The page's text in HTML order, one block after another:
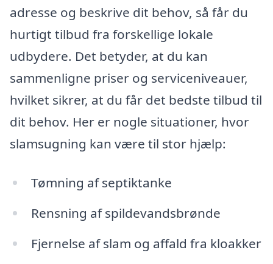
adresse og beskrive dit behov, så får du
hurtigt tilbud fra forskellige lokale
udbydere. Det betyder, at du kan
sammenligne priser og serviceniveauer,
hvilket sikrer, at du får det bedste tilbud til
dit behov. Her er nogle situationer, hvor
slamsugning kan være til stor hjælp:
Tømning af septiktanke
Rensning af spildevandsbrønde
Fjernelse af slam og affald fra kloakker